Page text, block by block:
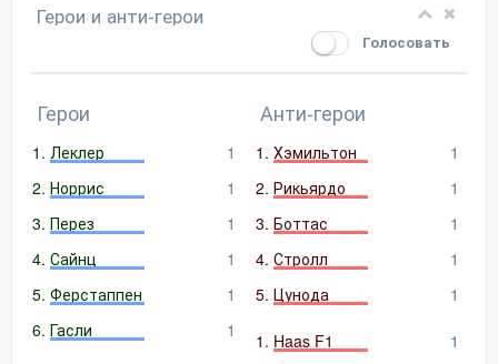
Герои и анти-герои
Голосовать
Герои
Леклер
1
Норрис
1
Перез
1
Сайнц
1
Ферстаппен
1
Гасли
1
Анти-герои
Хэмильтон
1
Рикьярдо
1
Боттас
1
Стролл
1
Цунода
1
Haas F1
1